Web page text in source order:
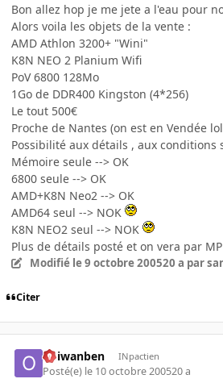
Bon allez hop je me jete a l'eau pour
Alors voila les objets de la vente :
AMD Athlon 3200+ "Wini"
K8N NEO 2 Planium Wifi
PoV 6800 128Mo
1Go de DDR400 Kingston (4*256)
Le tout 500€
Proche de Nantes (on est en Vendée lol
Possibilité aux détails , aux conditions
Mémoire seule --> OK
6800 seule --> OK
AMD+K8N Neo2 --> OK
AMD64 seul --> NOK
K8N NEO2 seul --> NOK
Plus de détails posté et on vera par
Modifié le 9 octobre 200520 a par
Citer
obiwanben INpactien
Posté(e) le 10 octobre 200520 a